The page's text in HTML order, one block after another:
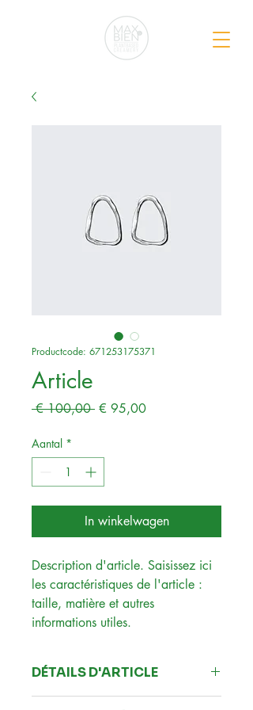
Productcode: 671253175371
Article
€ 100,00 Normale
€ 95,00Verkoopprijs
Aantal *
In winkelwagen
Description d'article. Saisissez ici
les caractéristiques de l'article :
taille, matière et autres
informations utiles.
DÉTAILS D'ARTICLE